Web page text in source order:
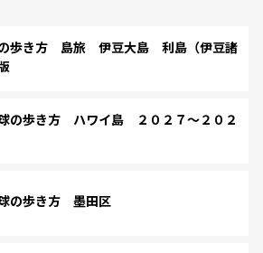
歩き方 島旅 伊豆大島 利島（伊豆諸
の歩き方 ハワイ島 ２０２７～２０２
の歩き方 墨田区